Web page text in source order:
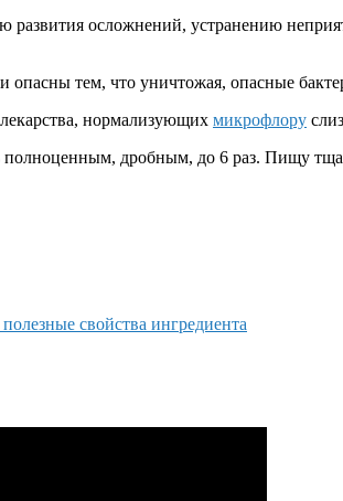
развития осложнений, устранению
тем, что уничтожая, опасные
нормализующих микрофлору
дробным, до 6 раз. Пищу
свойства ингредиента